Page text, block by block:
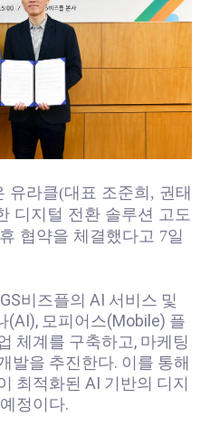
유라클(대표 조준희, 권태
디지털 전환 솔루션 고도
협약을 체결했다고 7일
비즈플의 AI 서비스 및
(AI), 모피어스(Mobile) 플
체계를 구축하고, 마케팅
발을 추진한다. 이를 통해
최적화된 AI 기반의 디지
정이다.